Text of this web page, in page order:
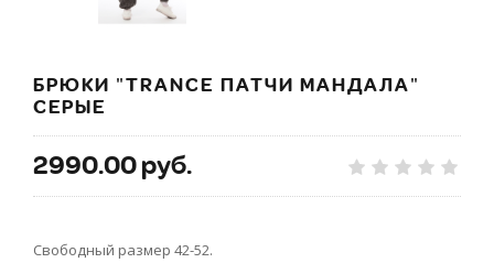
БРЮКИ "TRANCE ПАТЧИ МАНДАЛА"
СЕРЫЕ
2990.00 руб.
Свободный размер 42-52.